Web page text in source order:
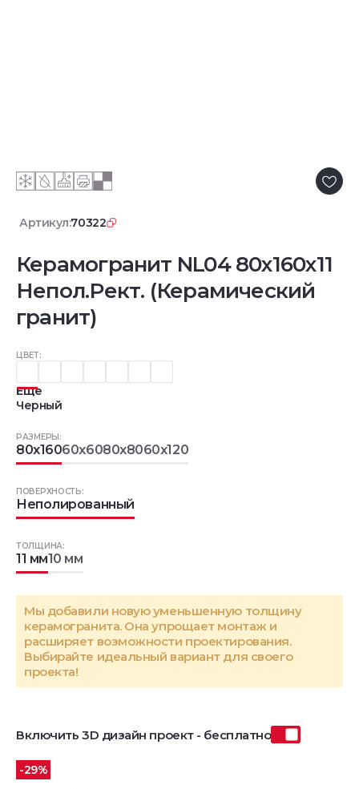
Артикул:70322
Керамогранит NL04 80x160x11
Непол.Рект. (Керамический
гранит)
ЦВЕТ:
Еще
Черный
РАЗМЕРЫ:
80x16060x6080x8060x120
ТОЛЩИНА:
11 мм10 мм
ПОВЕРХНОСТЬ:
Неполированный
Мы добавили новую уменьшенную толщину
керамогранита. Она упрощает монтаж и
расширяет возможности проектирования.
Выбирайте идеальный вариант для своего
проекта!
Включить 3D дизайн проект - бесплатно
-29%